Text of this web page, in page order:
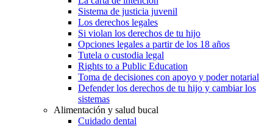
Sistema de justicia juvenil
Los derechos legales
Si violan los derechos de tu hijo
Opciones legales a partir de los 18 años
Tutela o custodia legal
Rights to a Public Education
Toma de decisiones con apoyo y poder notarial
Defender los derechos de tu hijo y cambiar los
sistemas
Alimentación y salud bucal
Cuidado dental